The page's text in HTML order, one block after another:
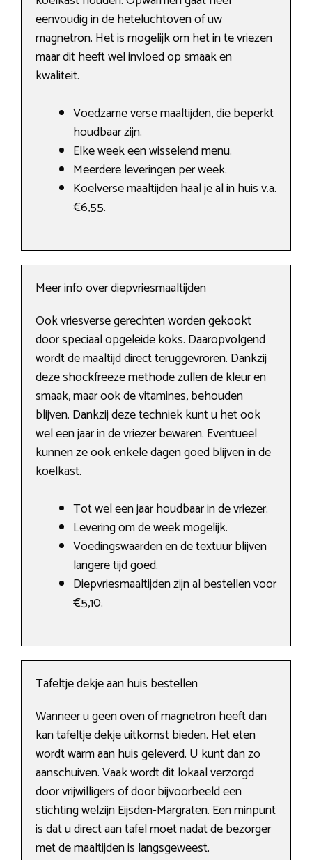
eenvoudig in de heteluchtoven of uw
magnetron. Het is mogelijk om het in te vriezen
maar dit heeft wel invloed op smaak en
kwaliteit.
Voedzame verse maaltijden, die beperkt
houdbaar zijn.
Elke week een wisselend menu.
Meerdere leveringen per week.
Koelverse maaltijden haal je al in huis v.a.
€6,55.
Meer info over diepvriesmaaltijden
Ook vriesverse gerechten worden gekookt
door speciaal opgeleide koks. Daaropvolgend
wordt de maaltijd direct teruggevroren. Dankzij
deze shockfreeze methode zullen de kleur en
smaak, maar ook de vitamines, behouden
blijven. Dankzij deze techniek kunt u het ook
wel een jaar in de vriezer bewaren. Eventueel
kunnen ze ook enkele dagen goed blijven in de
koelkast.
Tot wel een jaar houdbaar in de vriezer.
Levering om de week mogelijk.
Voedingswaarden en de textuur blijven
langere tijd goed.
Diepvriesmaaltijden zijn al bestellen voor
€5,10.
Tafeltje dekje aan huis bestellen
Wanneer u geen oven of magnetron heeft dan
kan tafeltje dekje uitkomst bieden. Het eten
wordt warm aan huis geleverd. U kunt dan zo
aanschuiven. Vaak wordt dit lokaal verzorgd
door vrijwilligers of door bijvoorbeeld een
stichting welzijn Eijsden-Margraten. Een minpunt
is dat u direct aan tafel moet nadat de bezorger
met de maaltijden is langsgeweest.